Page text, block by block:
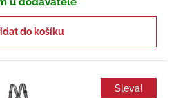
do košíku
Sleva!